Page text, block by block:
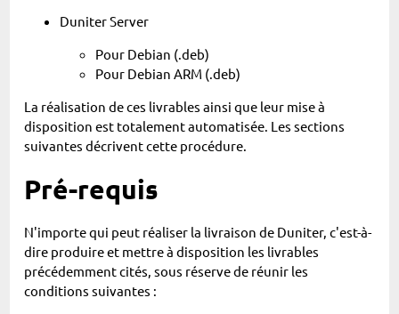
Duniter Server
Pour Debian (.deb)
Pour Debian ARM (.deb)
La réalisation de ces livrables ainsi que leur mise à
disposition est totalement automatisée. Les sections
suivantes décrivent cette procédure.
Pré-requis
N'importe qui peut réaliser la livraison de Duniter, c'est-à-
dire produire et mettre à disposition les livrables
précédemment cités, sous réserve de réunir les
conditions suivantes :